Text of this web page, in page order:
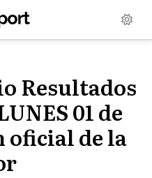
Resultados
01 de
oficial de la